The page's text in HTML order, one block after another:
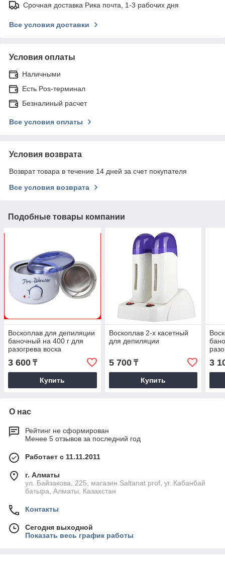
Срочная доставка Рика почта, 1-3 рабочих дня
Все условия доставки
Условия оплаты
Наличными
Есть Pos-терминал
Безналиный расчет
Все условия оплаты
Условия возврата
Возврат товара в течение 14 дней за счет покупателя
Все условия возврата
Подобные товары компании
Воскоплав для депиляции
баночный на 400 г для
разогрева воска
3 600 ₸
Купить
Воскоплав 2-х касетный
для депиляции
5 700₸
Купить
3
О нас
Рейтинг не сформирован
Менее 5 отзывов за последний год
Работает с 11.11.2011
г. Алматы
ул. Байзакова, 225, магазин Saltanat prof, уг. Кабанбай
батыра, Алматы, Казахстан
Контакты
Сегодня выходной
Показать весь график работы